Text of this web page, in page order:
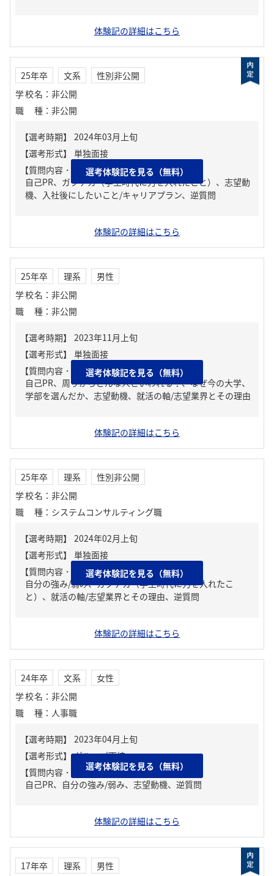
体験記の詳細はこちら
25年卒 文系
性別非公開
学校名 ： 非公開
職種 ： 非公開
【質問内容・課題】
自己PR、ガクチカ（学生時代に力を入れたこと）、志望動
機、入社後にしたいこと/キャリアプラン、逆質問
選考体験記を見る（無料）
体験記の詳細はこちら
25年卒 理系
男性
学校名 ： 非公開
職種 ： 非公開
【質問内容・課題】
自己PR、周りからどんな人といわれる？、なぜ今の大学、
学部を選んだか、志望動機、就活の軸/志望業界とその理由
選考体験記を見る（無料）
体験記の詳細はこちら
25年卒 理系
性別非公開
学校名 ： 非公開
職種 ： システムコンサルティング職
【質問内容・課題】
自分の強み/弱み、ガクチカ（学生時代に力を入れたこ
と）、就活の軸/志望業界とその理由、逆質問
選考体験記を見る（無料）
体験記の詳細はこちら
24年卒 文系
女性
学校名 ： 非公開
職種 ： 人事職
【質問内容・課題】
自己PR、自分の強み/弱み、志望動機、逆質問
選考体験記を見る（無料）
体験記の詳細はこちら
17年卒 理系
男性